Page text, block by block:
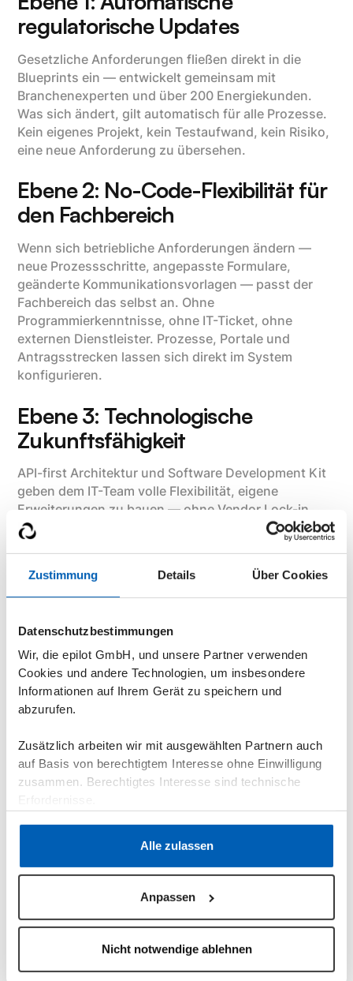
Zustimmung Details Über Cookies
Datenschutzbestimmungen
Wir, die epilot GmbH, und unsere Partner verwenden
Cookies und andere Technologien, um insbesondere
Informationen auf Ihrem Gerät zu speichern und
abzurufen.
Zusätzlich arbeiten wir mit ausgewählten Partnern auch
auf Basis von berechtigtem Interesse ohne Einwilligung
zusammen. Berechtigtes Interesse sind technische
Alle zulassen
Anpassen
Nicht notwendige ablehnen
regulatorische Updates
Gesetzliche Anforderungen fließen direkt in die
Blueprints ein — entwickelt gemeinsam mit
Branchenexperten und über 200 Energiekunden.
Was sich ändert, gilt automatisch für alle Prozesse.
Kein eigenes Projekt, kein Testaufwand, kein Risiko,
eine neue Anforderung zu übersehen.
Ebene 2: No-Code-Flexibilität für
den Fachbereich
Wenn sich betriebliche Anforderungen ändern —
neue Prozessschritte, angepasste Formulare,
geänderte Kommunikationsvorlagen — passt der
Fachbereich das selbst an. Ohne
Programmierkenntnisse, ohne IT-Ticket, ohne
externen Dienstleister. Prozesse, Portale und
Antragsstrecken lassen sich direkt im System
konfigurieren.
Ebene 3: Technologische
Zukunftsfähigkeit
API-first Architektur und Software Development Kit
geben dem IT-Team volle Flexibilität, eigene
Erweiterungen zu bauen — ohne Vendor Lock-in.
Die Plattform wächst mit den technologischen
Was sich durch alle drei Ebenen zieht:
Unabhängigkeit. Unabhängigkeit vom Dienstleister,
der jede Anpassung als Projekt abrechnet.
Unabhängigkeit von der IT-Abteilung.
Monate brauchen, bis eine Gesetzesänderung
umgesetzt und live ist.
Konsequenzen: Fachbereiche, die selbst gestalten
Wartung gebunden sind, gestalten strategisch. Und
Organisationen, die nicht bei jeder Anforderung ein
Was das für 2026 bedeutet
Wer die Einführung 2026 abschließt, profitiert